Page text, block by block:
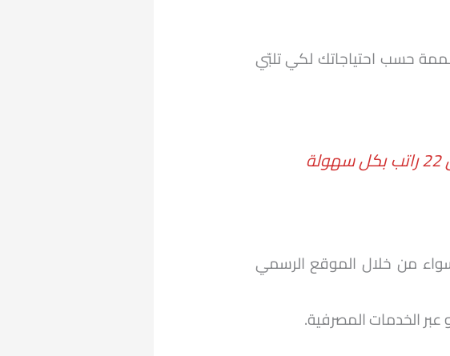
حسب احتياجاتك لكي تلبّي
من خلال الموقع الرسمي
الخدمات المصرفية.